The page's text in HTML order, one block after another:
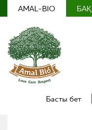
AMAL-BIO БАҚ
Басты бет